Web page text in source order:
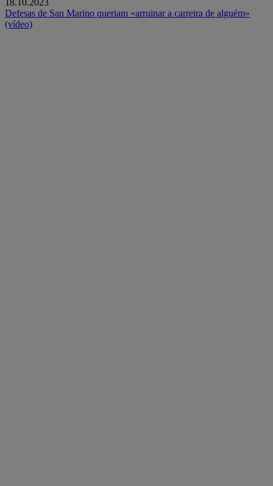
18.10.2023
Defesas de San Marino queriam «arruinar a carreira de alguém»
(vídeo)